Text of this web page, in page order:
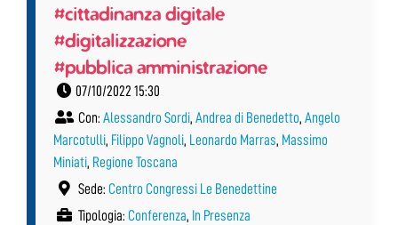
#cittadinanza digitale
#digitalizzazione
#pubblica amministrazione
07/10/2022 15:30
Con: Alessandro Sordi, Andrea di Benedetto, Angelo
Marcotulli, Filippo Vagnoli, Leonardo Marras, Massimo
Miniati, Regione Toscana
Sede: Centro Congressi Le Benedettine
Tipologia: Conferenza, In Presenza